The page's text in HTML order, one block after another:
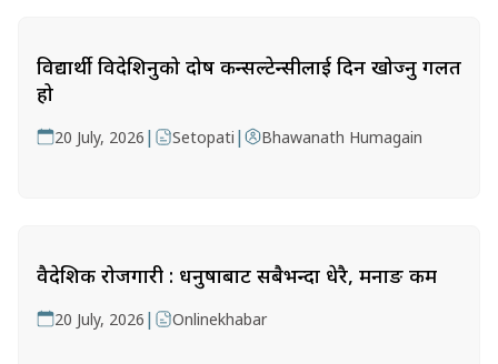
विद्यार्थी विदेशिनुको दोष कन्सल्टेन्सीलाई दिन खोज्नु गलत
हो
20 July, 2026 | Setopati | Bhawanath Humagain
वैदेशिक रोजगारी : धनुषाबाट सबैभन्दा धेरै, मनाङ कम
20 July, 2026 | Onlinekhabar